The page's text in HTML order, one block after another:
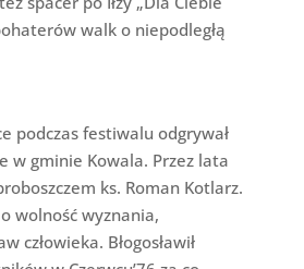
walk o niepodległą
podczas festiwalu odgrywał
w gminie Kowala. Przez lata
ks. Roman Kotlarz.
o wolność wyznania,
człowieka. Błogosławił